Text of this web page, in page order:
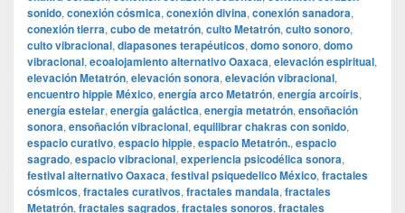
sonido, conexión cósmica, conexión divina, conexión sanadora,
conexión tierra, cubo de metatrón, culto Metatrón, culto sonoro,
culto vibracional, diapasones terapéuticos, domo sonoro, domo
vibracional, ecoalojamiento alternativo Oaxaca, elevación espiritual,
elevación Metatrón, elevación sonora, elevación vibracional,
encuentro hippie México, energía arco Metatrón, energía arcoíris,
energía estelar, energía galáctica, energía metatrón, ensoñación
sonora, ensoñación vibracional, equilibrar chakras con sonido,
espacio curativo, espacio hippie, espacio Metatrón., espacio
sagrado, espacio vibracional, experiencia psicodélica sonora,
festival alternativo Oaxaca, festival psiquedelico México, fractales
cósmicos, fractales curativos, fractales mandala, fractales
Metatrón, fractales sagrados, fractales sonoros, fractales